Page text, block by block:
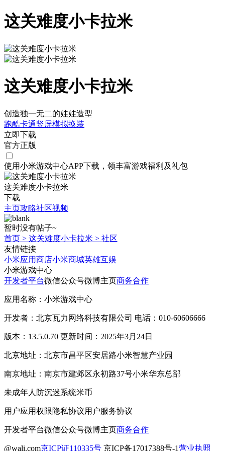
这关难度小卡拉米
这关难度小卡拉米
创造独一无二的娃娃造型
跑酷卡通竖屏模拟换装
立即下载
官方正版
使用小米游戏中心APP下载 ，领丰富游戏福利 及礼包
这关难度小卡拉米
下载
主页攻略社区视频
暂时没有帖子~
首页 > 这关难度小卡拉米 > 社区
友情链接
小米应用商店小米商城英雄互娱
小米游戏中心
开发者平台微信公众号微博主页商务合作
应用名称：小米游戏中心
开发者：北京瓦力网络科技有限公司 电话：010-60606666
版本：13.5.0.70 更新时间：2025年3月24日
北京地址：北京市昌平区安居路小米智慧产业园
南京地址：南京市建邺区永初路37号小米华东总部
未成年人防沉迷系统米币
用户应用权限隐私协议用户服务协议
开发者平台微信公众号微博主页商务合作
@wali.com京ICP证110335号 京ICP备17017388号-1营业执照